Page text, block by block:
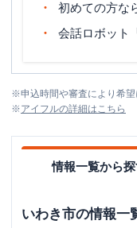
初めての方な
会話ロボット
※申込時間や審査により希望
※アイフルの詳細はこちら
情報一覧から
いわき市の情報一